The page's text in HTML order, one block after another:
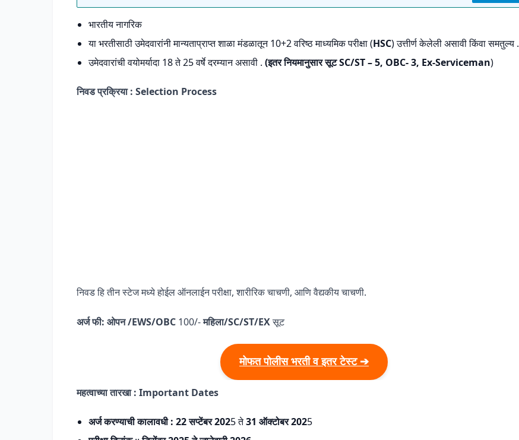
भारतीय नागरिक
या भरतीसाठी उमेदवारांनी मान्यताप्राप्त शाळा मंडळातून 10+2 वरिष्ठ माध्यमिक परीक्षा (HSC) उत्तीर्ण केलेली असावी किंवा समतुल्य .
उमेदवारांची वयोमर्यादा 18 ते 25 वर्षे दरम्यान असावी . (इतर नियमानुसार सूट SC/ST – 5, OBC- 3, Ex-Serviceman)
निवड प्रक्रिया : Selection Process
निवड हि तीन स्टेज मध्ये होईल ऑनलाईन परीक्षा, शारीरिक चाचणी, आणि वैद्यकीय चाचणी.
अर्ज फी: ओपन /EWS/OBC 100/-महिला/SC/ST/EXसूट
मोफत पोलीस भरती व इतर टेस्ट ➔
महत्वाच्या तारखा : Important Dates
अर्ज करण्याची कालावधी : 22 सप्टेंबर 2025 ते31 ऑक्टोबर 2025